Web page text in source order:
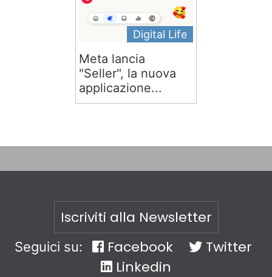
Digital Life
Meta lancia
"Seller", la nuova
applicazione...
Iscriviti alla Newsletter
Seguici su: Facebook
Twitter
Linkedin